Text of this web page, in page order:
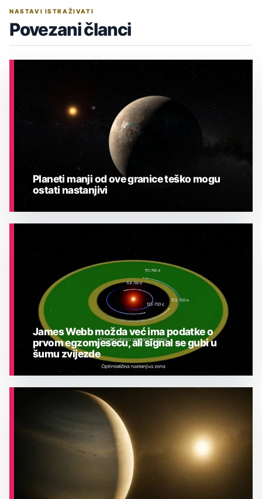
NASTAVI ISTRAŽIVATI
Povezani članci
Planeti manji od ove granice teško mogu
ostati nastanjivi
ASTRONOMIJA
James Webb možda već ima podatke o
prvom egzomjesecu, ali signal se gubi u
šumu zvijezde